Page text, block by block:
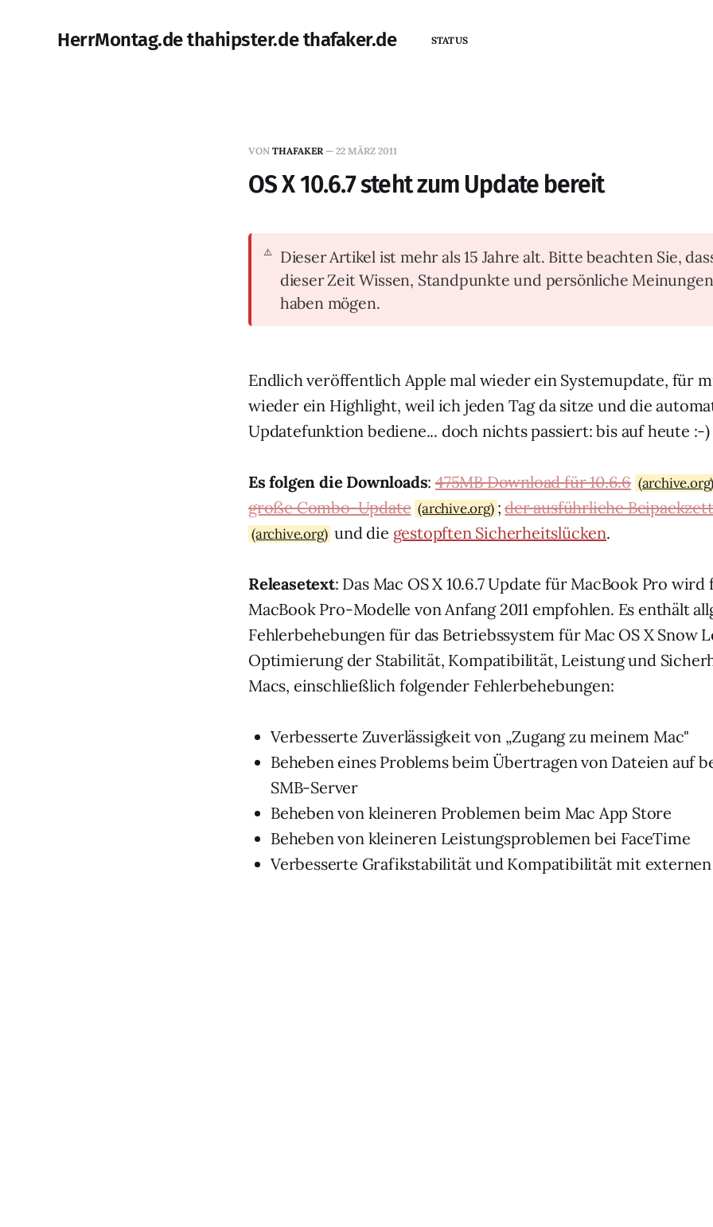
HerrMontag.de thahipster.de thafaker.de STATUS
VON THAFAKER — 22 MÄRZ 2011
OS X 10.6.7 steht zum Update bereit
Dieser Artikel ist mehr als 15 Jahre alt. Bitte beachten Sie,
dieser Zeit Wissen, Standpunkte und persönliche
haben mögen.
Endlich veröffentlich Apple mal wieder ein Systemupdate, für
wieder ein Highlight, weil ich jeden Tag da sitze und die
Updatefunktion bediene... doch nichts passiert: bis auf heute :-)
Es folgen die Downloads:475MB Download für 10.6.6 (archive.org)
große Combo-Update (archive.org);der ausführliche
(archive.org) und die gestopften Sicherheitslücken.
Releasetext: Das Mac OS X 10.6.7 Update für MacBook Pro wird
MacBook Pro-Modelle von Anfang 2011 empfohlen. Es enthält
Fehlerbehebungen für das Betriebssystem für Mac OS X Snow
Optimierung der Stabilität, Kompatibilität, Leistung und
Macs, einschließlich folgender Fehlerbehebungen:
Verbesserte Zuverlässigkeit von „Zugang zu meinem Mac"
Beheben eines Problems beim Übertragen von Dateien auf
SMB-Server
Beheben von kleineren Problemen beim Mac App Store
Beheben von kleineren Leistungsproblemen bei FaceTime
Verbesserte Grafikstabilität und Kompatibilität mit